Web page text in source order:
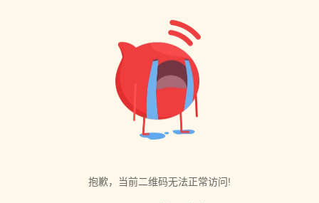
抱歉，当前二维码无法正常访问!